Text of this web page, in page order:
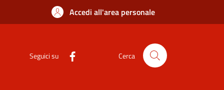
Accedi all'area personale
Seguici su Cerca